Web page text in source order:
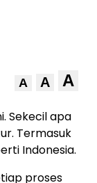
A A A
Sekecil apa
Termasuk
Indonesia.
proses